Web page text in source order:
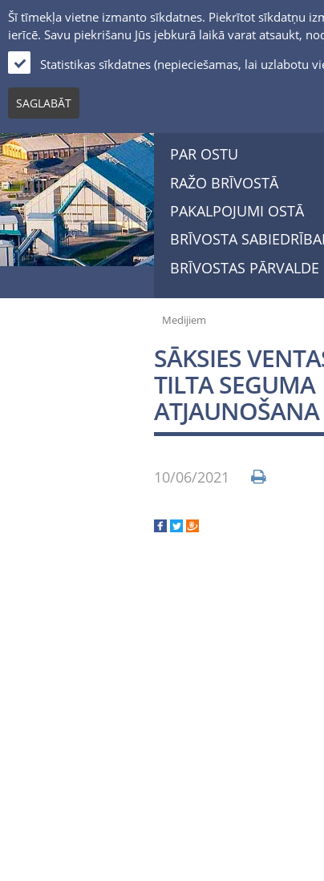
Šī tīmekļa vietne izmanto sīkdatnes. Piekrītot sīkdatņu
ierīcē. Savu piekrišanu Jūs jebkurā laikā varat atsaukt,
Statistikas sīkdatnes (nepieciešamas, lai uzlabotu
SAGLABĀT
PAR OSTU
RAŽO BRĪVOSTĀ
PAKALPOJUMI OSTĀ
BRĪVOSTA SABIEDRĪBAI
BRĪVOSTAS PĀRVALDE
Medijiem
SĀKSIES
TILTA SEGUMA
ATJAUNOŠANA
10/06/2021